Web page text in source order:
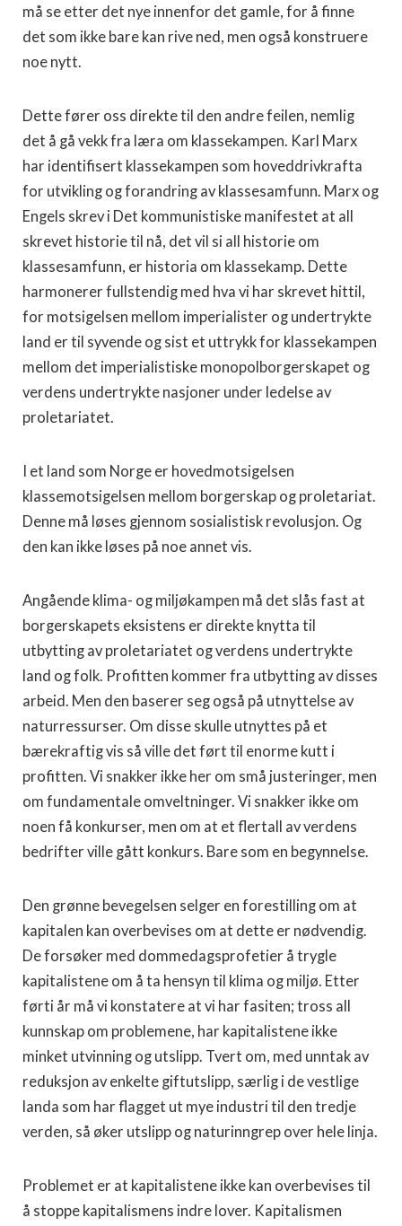
må se etter det nye innenfor det gamle, for å finne
det som ikke bare kan rive ned, men også konstruere
noe nytt.
Dette fører oss direkte til den andre feilen, nemlig
det å gå vekk fra læra om klassekampen. Karl Marx
har identifisert klassekampen som hoveddrivkrafta
for utvikling og forandring av klassesamfunn. Marx og
Engels skrev i Det kommunistiske manifestet at all
skrevet historie til nå, det vil si all historie om
klassesamfunn, er historia om klassekamp. Dette
harmonerer fullstendig med hva vi har skrevet hittil,
for motsigelsen mellom imperialister og undertrykte
land er til syvende og sist et uttrykk for klassekampen
mellom det imperialistiske monopolborgerskapet og
verdens undertrykte nasjoner under ledelse av
proletariatet.
I et land som Norge er hovedmotsigelsen
klassemotsigelsen mellom borgerskap og proletariat.
Denne må løses gjennom sosialistisk revolusjon. Og
den kan ikke løses på noe annet vis.
Angående klima- og miljøkampen må det slås fast at
borgerskapets eksistens er direkte knytta til
utbytting av proletariatet og verdens undertrykte
land og folk. Profitten kommer fra utbytting av disses
arbeid. Men den baserer seg også på utnyttelse av
naturressurser. Om disse skulle utnyttes på et
bærekraftig vis så ville det ført til enorme kutt i
profitten. Vi snakker ikke her om små justeringer, men
om fundamentale omveltninger. Vi snakker ikke om
noen få konkurser, men om at et flertall av verdens
bedrifter ville gått konkurs. Bare som en begynnelse.
Den grønne bevegelsen selger en forestilling om at
kapitalen kan overbevises om at dette er nødvendig.
De forsøker med dommedagsprofetier å trygle
kapitalistene om å ta hensyn til klima og miljø. Etter
førti år må vi konstatere at vi har fasiten; tross all
kunnskap om problemene, har kapitalistene ikke
minket utvinning og utslipp. Tvert om, med unntak av
reduksjon av enkelte giftutslipp, særlig i de vestlige
landa som har flagget ut mye industri til den tredje
verden, så øker utslipp og naturinngrep over hele linja.
Problemet er at kapitalistene ikke kan overbevises til
å stoppe kapitalismens indre lover. Kapitalismen